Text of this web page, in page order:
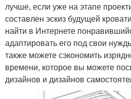
лучше, если уже на этапе
составлен эскиз будущей
найти в Интернете
адаптировать его под свои
также можете сэкономить
времени, которое вы можете
дизайнов и дизайнов